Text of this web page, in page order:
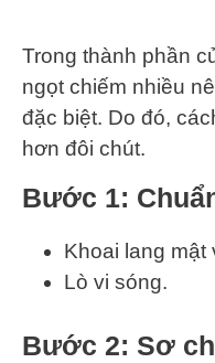
Trong thành phần
ngọt chiếm nhiều
đặc biệt. Do đó,
hơn đôi chút.
Bước 1:
Khoai lang
Lò vi sóng.
Bước 2: Sơ